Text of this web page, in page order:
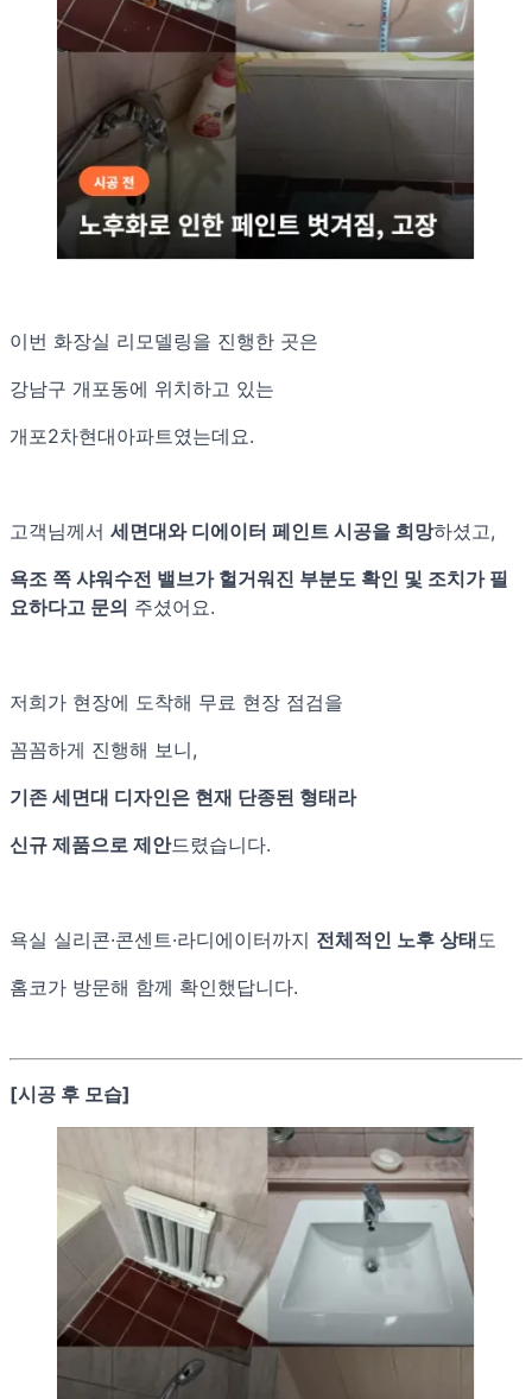
이번 화장실 리모델링을 진행한 곳은
강남구 개포동에 위치하고 있는
개포2차현대아파트였는데요.
고객님께서 세면대와 디에이터 페인트 시공을 희망하셨고,
욕조 쪽 샤워수전 밸브가 헐거워진 부분도 확인 및 조치가 필
요하다고 문의 주셨어요.
저희가 현장에 도착해 무료 현장 점검을
꼼꼼하게 진행해 보니,
기존 세면대 디자인은 현재 단종된 형태라
신규 제품으로 제안드렸습니다.
욕실 실리콘·콘센트·라디에이터까지 전체적인 노후 상태 도
홈코가 방문해 함께 확인했답니다.
[시공 후 모습]